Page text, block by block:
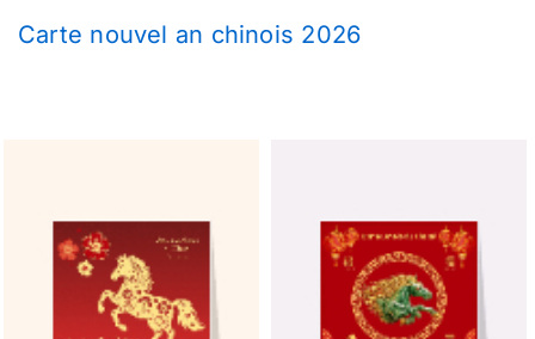
Carte nouvel an chinois 2026